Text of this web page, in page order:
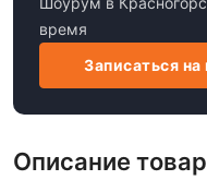
время
Записаться
Описание